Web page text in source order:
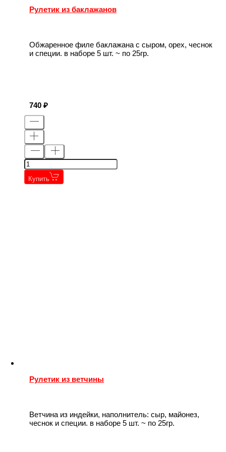
Рулетик из баклажанов
Обжаренное филе баклажана с сыром, орех, чеснок
и специи. в наборе 5 шт. ~ по 25гр.
740
Купить
Рулетик из ветчины
Ветчина из индейки, наполнитель: сыр, майонез,
чеснок и специи. в наборе 5 шт. ~ по 25гр.